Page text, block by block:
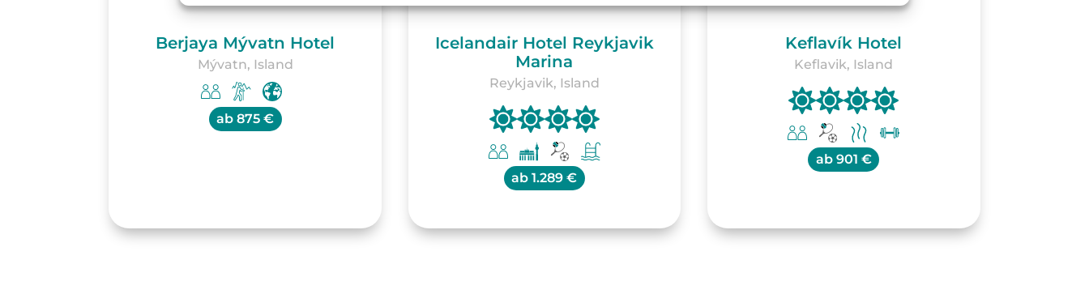
Berjaya Mývatn Hotel
Mývatn, Island
ab 875 €
Icelandair Hotel Reykjavik
Marina
Reykjavik, Island
ab 1.289 €
Keflavík Hotel
Keflavik, Island
ab 901 €